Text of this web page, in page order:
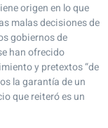
origen en lo que
malas decisiones de
gobiernos de
han ofrecido
y pretextos “de
la garantía de un
que reiteró es un